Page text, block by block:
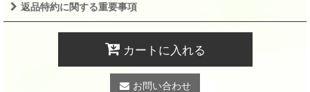
返品特約に関する重要事項
カートに入れる
お問い合わせ